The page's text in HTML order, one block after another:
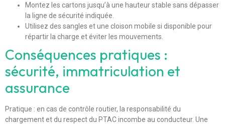
Montez les cartons jusqu’à une hauteur stable sans dépasser
la ligne de sécurité indiquée.
Utilisez des sangles et une cloison mobile si disponible pour
répartir la charge et éviter les mouvements.
Conséquences pratiques :
sécurité, immatriculation et
assurance
Pratique : en cas de contrôle routier, la responsabilité du
chargement et du respect du PTAC incombe au conducteur. Une